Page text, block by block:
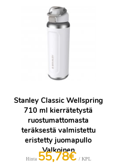
Stanley Classic Wellspring
710 ml kierrätetystä
ruostumattomasta
teräksestä valmistettu
eristetty juomapullo
Valkoinen
Hinta 55,78€ / KPL